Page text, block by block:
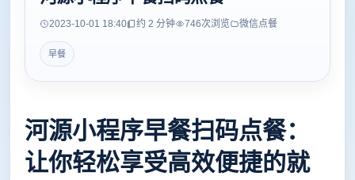
2023-10-01 18:40 约 2 分钟 746次浏览 微信点餐
早餐
河源小程序早餐扫码点餐：
让你轻松享受高效便捷的就